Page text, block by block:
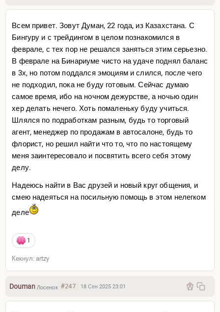
Всем привет. Зовут Думан, 22 года, из Казахстана. С
Бингуру и с трейдингом в целом познакомился в
феврале, с тех пор не решался заняться этим серьезно.
В феврале на Бинариуме чисто на удаче поднял баланс
в 3х, но потом поддался эмоциям и слился, после чего
не подходил, пока не буду готовым. Сейчас думаю
самое время, ибо на ночном дежурстве, а ночью один
хер делать нечего. Хоть помаленьку буду учиться.
Шлялся по подработкам разным, будь то торговый
агент, менеджер по продажам в автосалоне, будь то
флорист, но решил найти что то, что по настоящему
меня заинтересовало и посвятить всего себя этому
делу.
Надеюсь найти в Вас друзей и новый круг общения, и
смею надеяться на посильную помощь в этом нелегком
деле
1
Кекнул: artzy
DoumanЛосенок #247 18 Сен 2025 23:01